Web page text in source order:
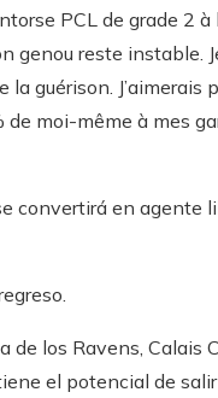
PCL de grade 2 à
genou reste instable.
guérison. J’aimerais
moi-même à mes
convertirá en agente
de los Ravens, Calais
el potencial de